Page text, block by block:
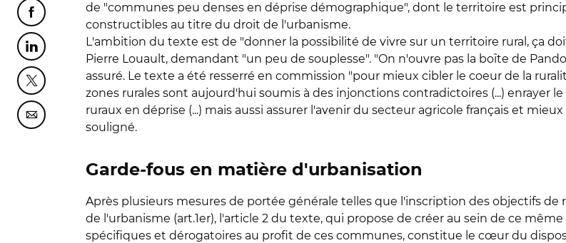
Partager cette page sur Facebook
Partager cette page sur Linkedin
Partager cette page sur Twitter
Partager cette page sur Courriel
de "communes peu denses en déprise démographique", dont le territoire est
constructibles au titre du droit de l'urbanisme.
L'ambition du texte est de "donner la possibilité de vivre sur un territoire rural, ça
Pierre Louault, demandant "un peu de souplesse". "On n'ouvre pas la boîte de
assuré. Le texte a été resserré en commission "pour mieux cibler le coeur de la
zones rurales sont aujourd'hui soumis à des injonctions contradictoires (...)
ruraux en déprise (...) mais aussi assurer l'avenir du secteur agricole français et
souligné.
Garde-fous en matière d'urbanisation
Après plusieurs mesures de portée générale telles que l'inscription des objectifs
de l'urbanisme (art.1er), l'article 2 du texte, qui propose de créer au sein de ce
spécifiques et dérogatoires au profit de ces communes, constitue le cœur du